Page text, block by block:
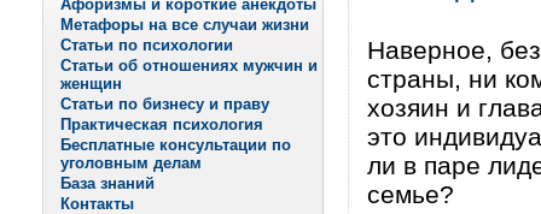
Афоризмы и короткие анекдоты
Метафоры на все случаи жизни
Статьи по психологии
Статьи об отношениях мужчин и
женщин
Статьи по бизнесу и праву
Практическая психология
Бесплатные консультации по
уголовным делам
База знаний
Контакты
Наверное,
страны, ни
хозяин и
это
ли в паре
семье?